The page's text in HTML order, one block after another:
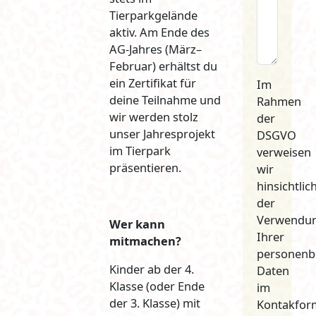
Tierparkgelände
aktiv. Am Ende des
AG-Jahres (März–
Februar) erhältst du
ein Zertifikat für
deine Teilnahme und
wir werden stolz
unser Jahresprojekt
im Tierpark
präsentieren.
Wer kann
mitmachen?
Kinder ab der 4.
Klasse (oder Ende
der 3. Klasse) mit
Im
Rahmen
der
DSGVO
verweisen
wir
hinsichtlich
der
Ihrer
Daten
im